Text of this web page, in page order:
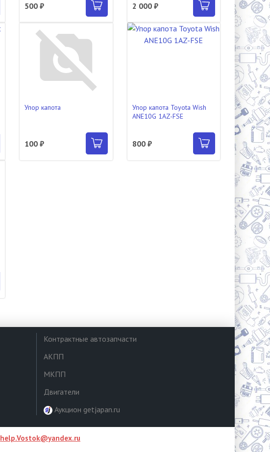
500 ₽ 2 000 ₽
Упор капота
100 ₽
Упор капота Toyota Wish
ANE10G 1AZ-FSE
800 ₽
Контрактные автозапчасти
АКПП
МКПП
Двигатели
Аукцион getjapan.ru
help.Vostok@yandex.ru